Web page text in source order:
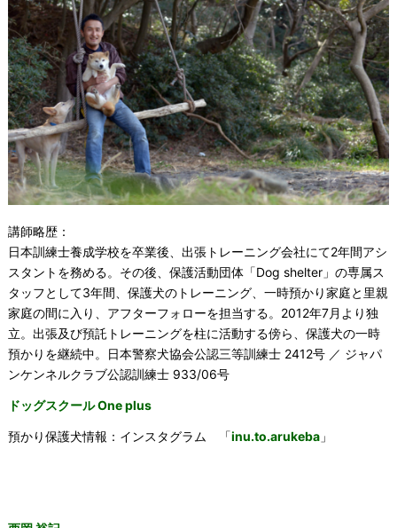
講師略歴：
日本訓練士養成学校を卒業後、出張トレーニング会社にて2年間アシ
スタントを務める。その後、保護活動団体「Dog shelter」の専属ス
タッフとして3年間、保護犬のトレーニング、一時預かり家庭と里親
家庭の間に入り、アフターフォローを担当する。2012年7月より独
立。出張及び預託トレーニングを柱に活動する傍ら、保護犬の一時
預かりを継続中。日本警察犬協会公認三等訓練士 2412号 ／ ジャパ
ンケンネルクラブ公認訓練士 933/06号
ドッグスクール One plus
預かり保護犬情報：インスタグラム 「inu.to.arukeba」